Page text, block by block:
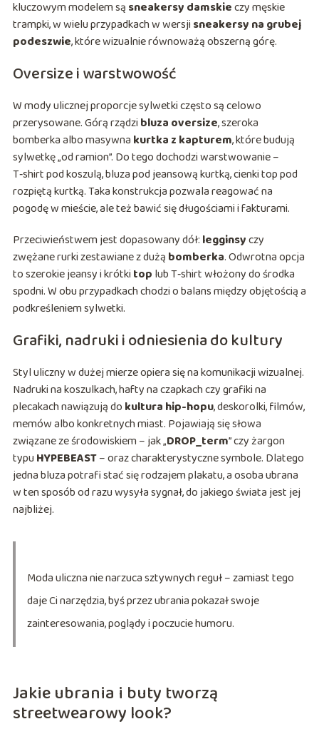
kluczowym modelem są sneakersy damskieczy męskie
trampki, w wielu przypadkach w wersji sneakersy na grubej
podeszwie, które wizualnie równoważą obszerną górę.
Oversize i warstwowość
W mody ulicznej proporcje sylwetki często są celowo
przerysowane. Górą rządzi bluza oversize, szeroka
bomberka albo masywna kurtka z kapturem, które budują
sylwetkę „od ramion”. Do tego dochodzi warstwowanie –
T‑shirt pod koszulą, bluza pod jeansową kurtką, cienki top pod
rozpiętą kurtką. Taka konstrukcja pozwala reagować na
pogodę w mieście, ale też bawić się długościami i fakturami.
Przeciwieństwem jest dopasowany dół: legginsyczy
zwężane rurki zestawiane z dużą bomberka. Odwrotna opcja
to szerokie jeansy i krótki top lub T‑shirt włożony do środka
spodni. W obu przypadkach chodzi o balans między objętością a
podkreśleniem sylwetki.
Grafiki, nadruki i odniesienia do kultury
Styl uliczny w dużej mierze opiera się na komunikacji wizualnej.
Nadruki na koszulkach, hafty na czapkach czy grafiki na
plecakach nawiązują do kultura hip-hopu, deskorolki, filmów,
memów albo konkretnych miast. Pojawiają się słowa
związane ze środowiskiem – jak „DROP_term” czy żargon
typuHYPEBEAST– oraz charakterystyczne symbole. Dlatego
jedna bluza potrafi stać się rodzajem plakatu, a osoba ubrana
w ten sposób od razu wysyła sygnał, do jakiego świata jest jej
najbliżej.
Moda uliczna nie narzuca sztywnych reguł – zamiast tego
daje Ci narzędzia, byś przez ubrania pokazał swoje
zainteresowania, poglądy i poczucie humoru.
Jakie ubrania i buty tworzą
streetwearowy look?